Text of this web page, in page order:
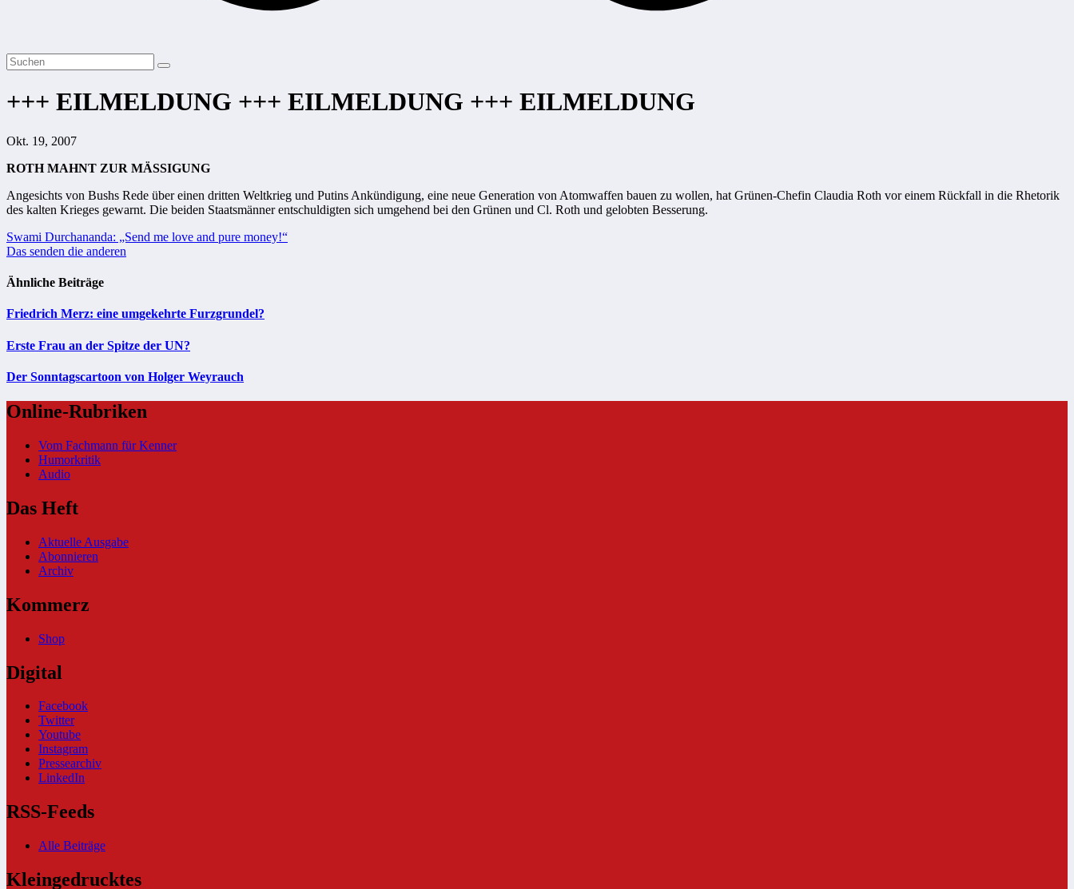
+++ EILMELDUNG +++ EILMELDUNG +++ EILMELDUNG
Okt. 19, 2007
ROTH MAHNT ZUR MÄSSIGUNG
Angesichts von Bushs Rede über einen dritten Weltkrieg und Putins Ankündigung, eine neue Generation von Atomwaffen bauen zu wollen, hat Grünen-Chefin Claudia Roth vor einem Rückfall in die Rhetorik
des kalten Krieges gewarnt. Die beiden Staatsmänner entschuldigten sich umgehend bei den Grünen und Cl. Roth und gelobten Besserung.
Beitragsnavigation
Swami Durchananda: „Send me love and pure money!“
Das senden die anderen
Ähnliche Beiträge
Friedrich Merz: eine umgekehrte Furzgrundel?
Erste Frau an der Spitze der UN?
Der Sonntagscartoon von Holger Weyrauch
Online-Rubriken
Vom Fachmann für Kenner
Humorkritik
Audio
Das Heft
Aktuelle Ausgabe
Abonnieren
Archiv
Kommerz
Shop
Digital
Facebook
Twitter
Youtube
Instagram
Pressearchiv
LinkedIn
RSS-Feeds
Alle Beiträge
Kleingedrucktes